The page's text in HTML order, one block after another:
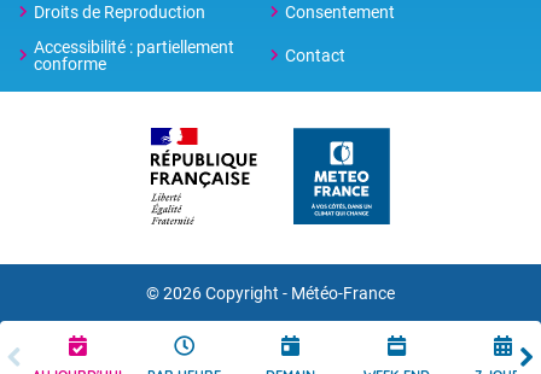
Droits de Reproduction
Consentement
Accessibilité : partiellement
conforme
Contact
© 2026 Copyright - Météo-France